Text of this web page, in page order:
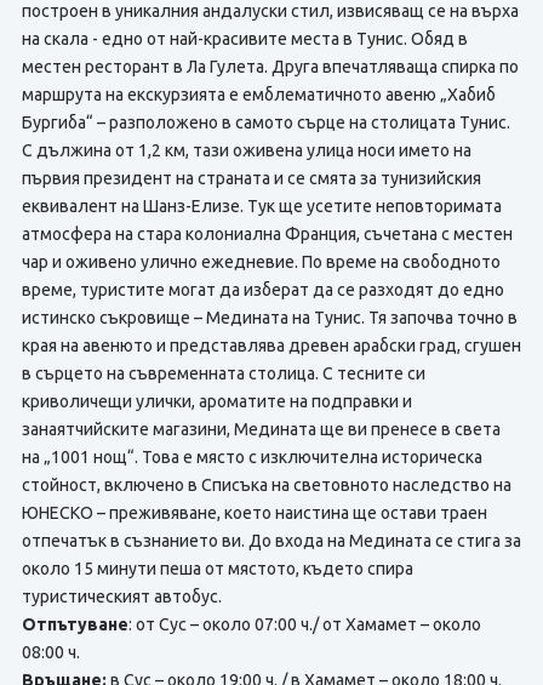
построен в уникалния андалуски стил, извисяващ се на върха
на скала - едно от най-красивите места в Тунис. Обяд в
местен ресторант в Ла Гулета. Друга впечатляваща спирка по
маршрута на екскурзията е емблематичното авеню „Хабиб
Бургиба“ – разположено в самото сърце на столицата Тунис.
С дължина от 1,2 км, тази оживена улица носи името на
първия президент на страната и се смята за тунизийския
еквивалент на Шанз-Елизе. Тук ще усетите неповторимата
атмосфера на стара колониална Франция, съчетана с местен
чар и оживено улично ежедневие. По време на свободното
време, туристите могат да изберат да се разходят до едно
истинско съкровище – Медината на Тунис. Тя започва точно в
края на авенюто и представлява древен арабски град, сгушен
в сърцето на съвременната столица. С тесните си
криволичещи улички, ароматите на подправки и
занаятчийските магазини, Медината ще ви пренесе в света
на „1001 нощ“. Това е място с изключителна историческа
стойност, включено в Списъка на световното наследство на
ЮНЕСКО – преживяване, което наистина ще остави траен
отпечатък в съзнанието ви. До входа на Медината се стига за
около 15 минути пеша от мястото, където спира
туристическият автобус.
Отпътуване: от Сус – около 07:00 ч./ от Хамамет – около
08:00 ч.
Връщане: в Сус – около 19:00 ч. / в Хамамет – около 18:00 ч.